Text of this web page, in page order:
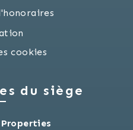
cookies
du siège
Properties